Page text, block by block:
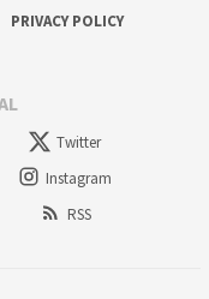
PRIVACY POLICY
Twitter
Instagram
RSS